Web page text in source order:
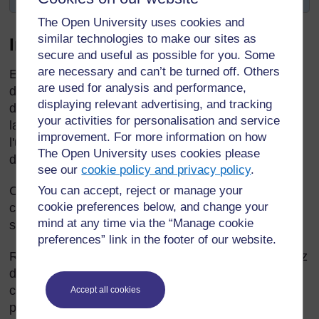
The Open University uses cookies and
similar technologies to make our sites as
secure and useful as possible for you. Some
are necessary and can’t be turned off. Others
are used for analysis and performance,
displaying relevant advertising, and tracking
your activities for personalisation and service
improvement. For more information on how
The Open University uses cookies please
see ourcookie policy and privacy policy.
You can accept, reject or manage your
cookie preferences below, and change your
mind at any time via the “Manage cookie
preferences” link in the footer of our website.
Accept all cookies
Introduction
En tant que professeur de deuxième langue, vous
devez toujours rechercher des nouvelles manières
d'accroître l'expérience des élèves dans cette
langue. Si vous leur donnez des occasions de
l'utiliser, ils maîtriseront mieux cette langue et
deviendront plus précis.
Cette section présente des exercices utiles qui se
concentrent sur des structures ou phrases
spécifiques.
Rappelez-vous que les activités que vous choisissez
doivent avoir un sens pour les enfants, soit dans le
cadre de l'activité, ou dans celui de leur vie (de
préférence les deux).